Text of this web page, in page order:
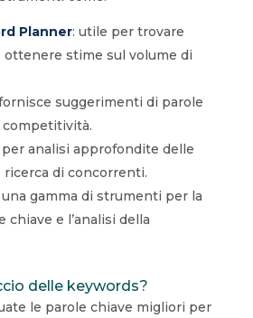
Planner: utile per trovare
ottenere stime sul volume di
suggerimenti di parole
competitività.
analisi approfondite delle
ricerca di concorrenti.
una gamma di strumenti per la
chiave e l’analisi della
delle keywords?
le parole chiave migliori per